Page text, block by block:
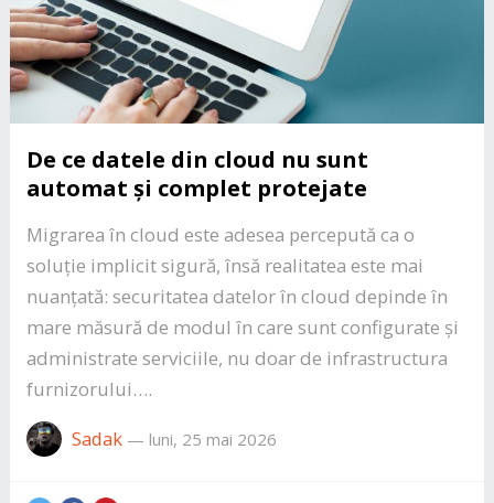
De ce datele din cloud nu sunt
automat și complet protejate
Migrarea în cloud este adesea percepută ca o
soluție implicit sigură, însă realitatea este mai
nuanțată: securitatea datelor în cloud depinde în
mare măsură de modul în care sunt configurate și
administrate serviciile, nu doar de infrastructura
furnizorului….
Sadak— luni, 25 mai 2026